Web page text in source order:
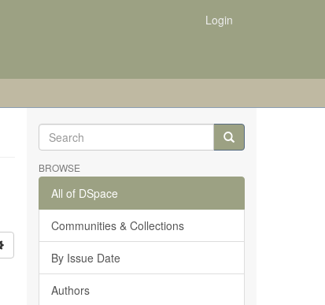
Login
BROWSE
All of DSpace
Communities & Collections
By Issue Date
Authors